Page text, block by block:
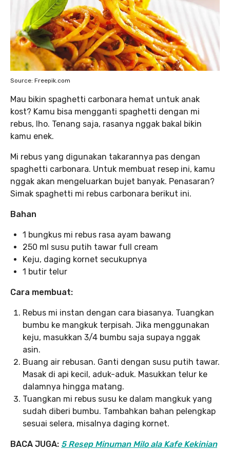
Source: Freepik.com
Mau bikin spaghetti carbonara hemat untuk anak
kost? Kamu bisa mengganti spaghetti dengan mi
rebus, lho. Tenang saja, rasanya nggak bakal bikin
kamu enek.
Mi rebus yang digunakan takarannya pas dengan
spaghetti carbonara. Untuk membuat resep ini, kamu
nggak akan mengeluarkan bujet banyak. Penasaran?
Simak spaghetti mi rebus carbonara berikut ini.
Bahan
1 bungkus mi rebus rasa ayam bawang
250 ml susu putih tawar full cream
Keju, daging kornet secukupnya
1 butir telur
Cara membuat:
Rebus mi instan dengan cara biasanya. Tuangkan
bumbu ke mangkuk terpisah. Jika menggunakan
keju, masukkan 3/4 bumbu saja supaya nggak
asin.
Buang air rebusan. Ganti dengan susu putih tawar.
Masak di api kecil, aduk-aduk. Masukkan telur ke
dalamnya hingga matang.
Tuangkan mi rebus susu ke dalam mangkuk yang
sudah diberi bumbu. Tambahkan bahan pelengkap
sesuai selera, misalnya daging kornet.
BACA JUGA: 5 Resep Minuman Milo ala Kafe Kekinian